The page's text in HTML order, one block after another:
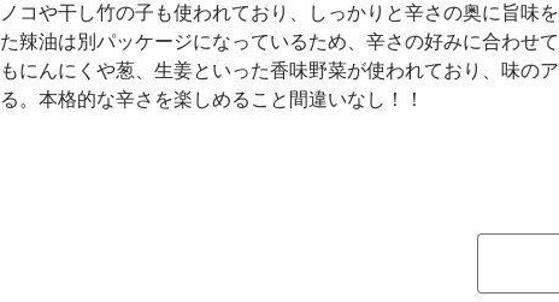
コや干し竹の子も使われており、しっかりと辛さの奥に旨味を
辣油は別パッケージになっているため、辛さの好みに合わせて
にんにくや葱、生姜といった香味野菜が使われており、味のア
。本格的な辛さを楽しめること間違いなし！！